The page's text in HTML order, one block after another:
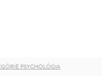
PSYCHOLÓGIA